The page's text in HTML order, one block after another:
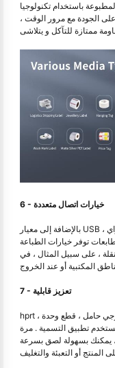
باستخدام تكنولوجيا
الجودة مع مرور الوقت ،
6 - خيارات اتصال متعددة
بالإضافة إلى معيار USB ، إيثرنت ، والاتصال التسلسلي ، يمكنك أيضا اختيار واي
توفر خيارات الطباعة
، على سبيل المثال ، في
7 - تعزيز قابلية
hprt يوفر مجموعة من الملحقات ، مثل ورقة لفة الخارجي حامل ، قطع وحدة ،
تطبيق التسمية . مرة
يمكنك بسهولة لصق بسرعة